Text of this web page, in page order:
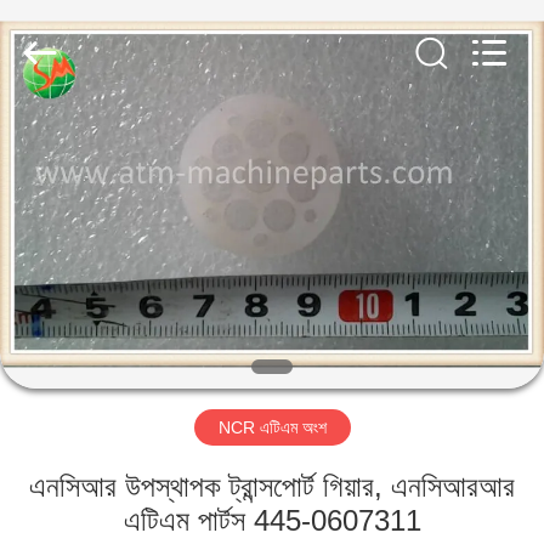
বাড়ি
পণ্য
আমাদের
সম্পর্কে
কারখানা
International
Trade
Co.,Ltd..
Rights
Reserved.
NCR এটিএম অংশ
এনসিআর উপস্থাপক ট্রান্সপোর্ট গিয়ার, এনসিআরআর
এটিএম পার্টস 445-0607311